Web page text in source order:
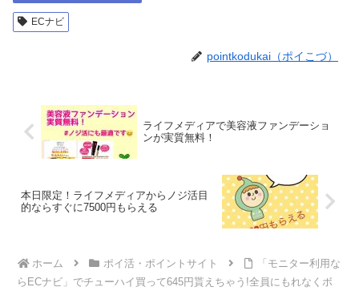
ECナビ
pointkodukai（ポイこづ）
ライフメディアで美容液ファンデーショ
ンが実質無料！
本日限定！ライフメディアからノジ活目
的ならすぐに7500円もらえる
ホーム ポイ活・ポイントサイト
「モニター利用な
らECナビ」でチューハイ買って645円貰えちゃう!全員にもれなくボ